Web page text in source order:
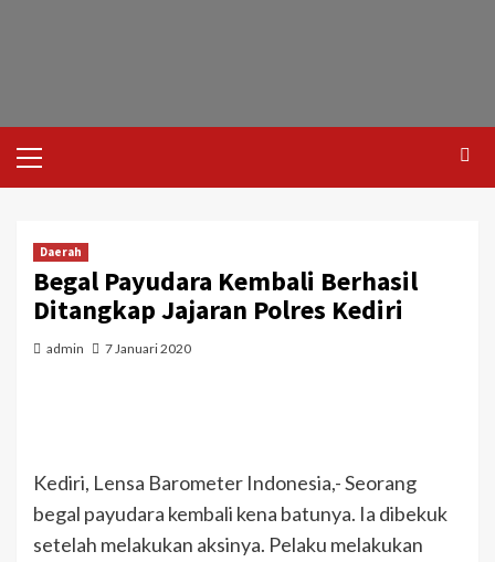
Daerah
Begal Payudara Kembali Berhasil
Ditangkap Jajaran Polres Kediri
admin 7 Januari 2020
Kediri, Lensa Barometer Indonesia,- Seorang
begal payudara kembali kena batunya. Ia dibekuk
setelah melakukan aksinya. Pelaku melakukan